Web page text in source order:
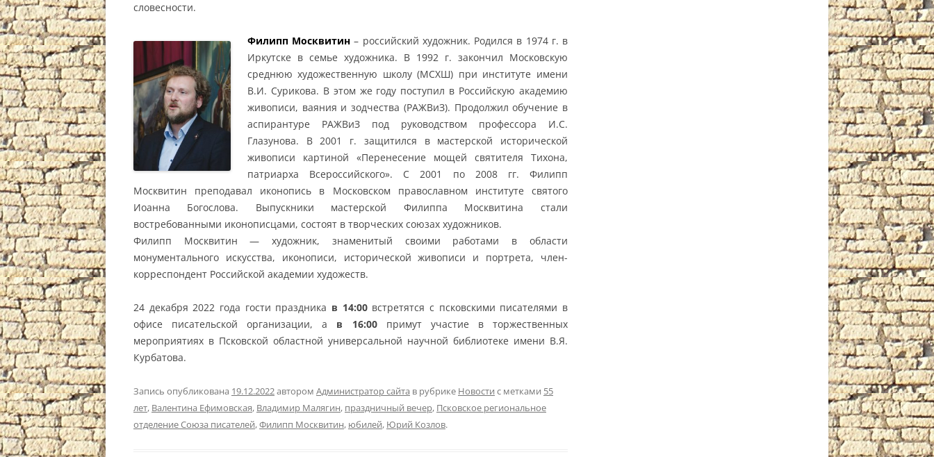
словесности.
Филипп Москвитин – российский художник. Родился в 1974 г. в
Иркутске в семье художника. В 1992 г. закончил Московскую
среднюю художественную школу (МСХШ) при институте имени
В.И. Сурикова. В этом же году поступил в Российскую академию
живописи, ваяния и зодчества (РАЖВиЗ). Продолжил обучение в
аспирантуре РАЖВиЗ под руководством профессора И.С.
Глазунова. В 2001 г. защитился в мастерской исторической
живописи картиной «Перенесение мощей святителя Тихона,
патриарха Всероссийского». С 2001 по 2008 гг. Филипп
Москвитин преподавал иконопись в Московском православном институте святого
Иоанна Богослова. Выпускники мастерской Филиппа Москвитина стали
востребованными иконописцами, состоят в творческих союзах художников.
Филипп Москвитин — художник, знаменитый своими работами в области
монументального искусства, иконописи, исторической живописи и портрета, член-
корреспондент Российской академии художеств.
24 декабря 2022 года гости праздника в 14:00встретятся с псковскими писателями в
офисе писательской организации, а в 16:00примут участие в торжественных
мероприятиях в Псковской областной универсальной научной библиотеке имени В.Я.
Курбатова.
Запись опубликована 19.12.2022автором Администратор сайта в рубрике Новости с метками 55
лет, Валентина Ефимовская, Владимир Малягин, праздничный вечер, Псковское региональное
отделение Союза писателей,Филипп Москвитин, юбилей, Юрий Козлов.